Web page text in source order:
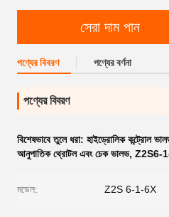
সেরা দাম পান
পণ্যের বিবরণ পণ্যের বর্ণনা
পণ্যের বিবরণ
বিশেষভাবে তুলে ধরা: হাইড্রোলিক কন্ট্রোল
আনুপাতিক থ্রোটল এবং চেক ভালভ, Z2S6-
মডেল: Z2S 6-1-6X